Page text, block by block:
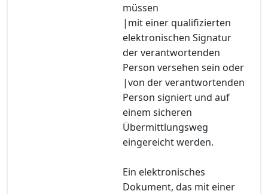
müssen
|mit einer qualifizierten
elektronischen Signatur
der verantwortenden
Person versehen sein oder
|von der verantwortenden
Person signiert und auf
einem sicheren
Übermittlungsweg
eingereicht werden.
Ein elektronisches
Dokument, das mit einer